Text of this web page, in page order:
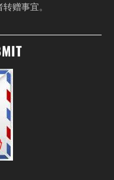
赠事宜。